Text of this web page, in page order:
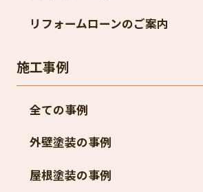
リフォームローンのご案内
施工事例
全ての事例
外壁塗装の事例
屋根塗装の事例